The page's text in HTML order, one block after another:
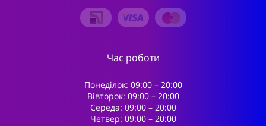
Час роботи
Понеділок: 09:00 – 20:00
Вівторок: 09:00 – 20:00
Середа: 09:00 – 20:00
Четвер: 09:00 – 20:00